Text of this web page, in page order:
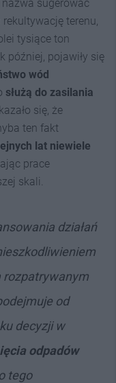
nazwa sugerować
terenu,
tysiące ton
później, pojawiły się
wód
służą do zasilania
się, że
ten fakt
lat niewiele
prace
skali.
działań
rozpatrywanym
od
decyzji w
odpadów
tego